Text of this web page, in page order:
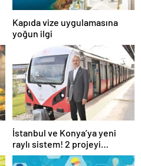
Kapıda vize uygulamasına
yoğun ilgi
İstanbul ve Konya’ya yeni
raylı sistem! 2 projeyi
Ulaştırma Bakanlığı üstlendi